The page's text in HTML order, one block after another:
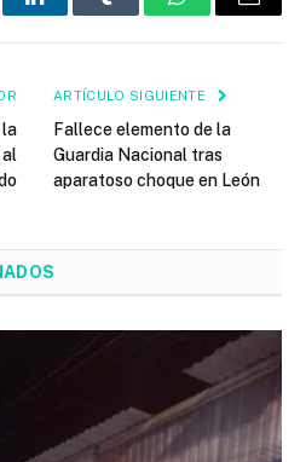
LinkedInTumblr WhatsAppEmail
la
ARTÍCULO SIGUIENTE
Fallece elemento de la
Guardia Nacional tras
aparatoso choque en León